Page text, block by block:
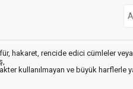
hakaret, rencide edici cümleler
kullanılmayan ve büyük harflerle